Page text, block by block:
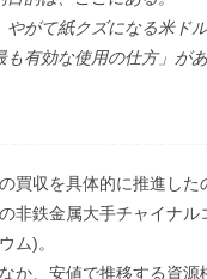
やがて紙クズになる米ドル
も有効な使用の仕方」があ
買収を具体的に推進した
非鉄金属大手チャイナル
ム)。
か、安値で推移する資源